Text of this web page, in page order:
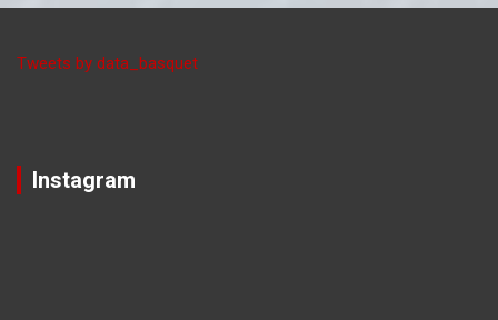
Tweets by data_basquet
Instagram